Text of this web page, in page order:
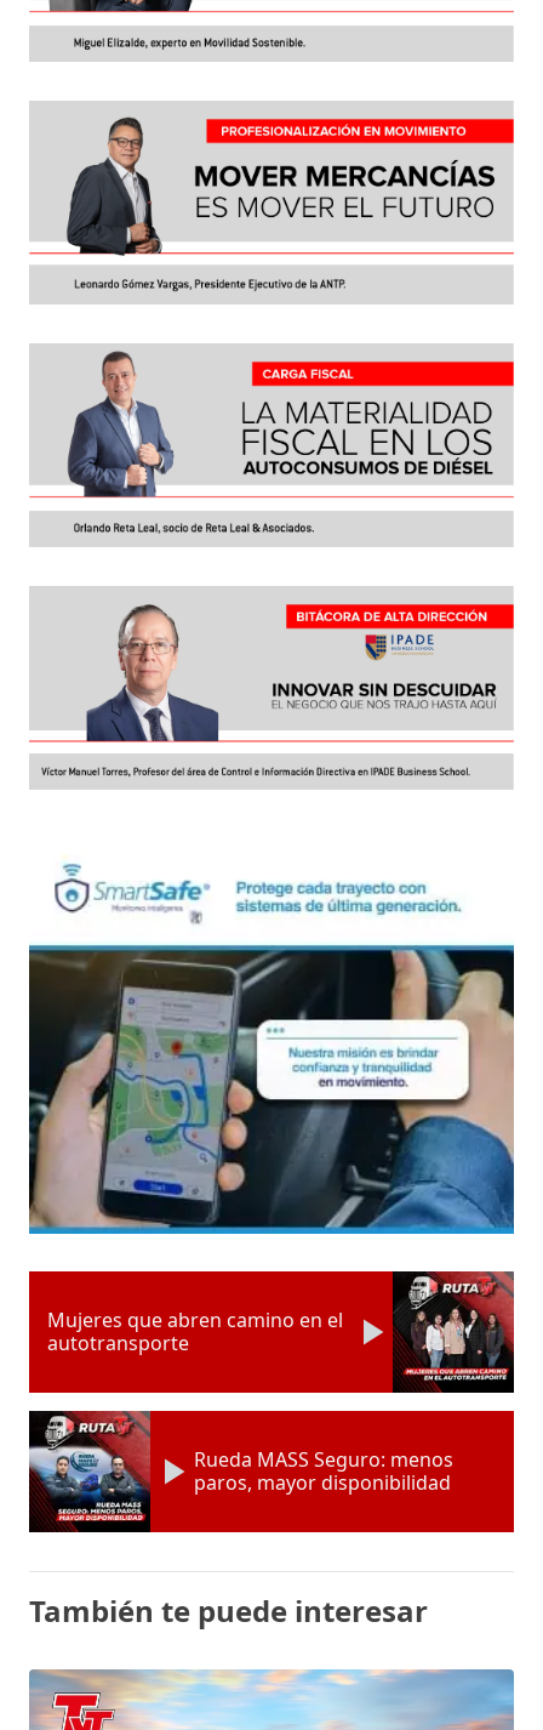
Mujeres que abren camino en el
autotransporte
Rueda MASS Seguro: menos
paros, mayor disponibilidad
También te puede interesar